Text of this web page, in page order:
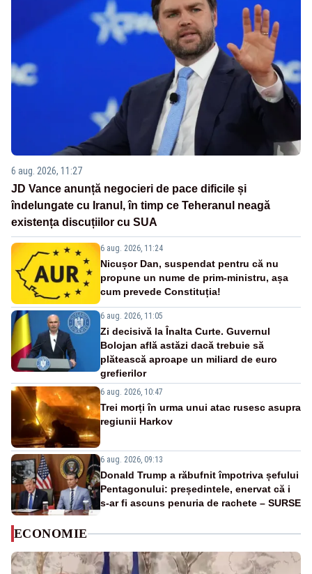
6 aug. 2026, 11:27
JD Vance anunță negocieri de pace dificile și
îndelungate cu Iranul, în timp ce Teheranul neagă
existența discuțiilor cu SUA
6 aug. 2026, 11:24
Nicușor Dan, suspendat pentru că nu
propune un nume de prim-ministru, așa
cum prevede Constituția!
6 aug. 2026, 11:05
Zi decisivă la Înalta Curte. Guvernul
Bolojan află astăzi dacă trebuie să
plătească aproape un miliard de euro
grefierilor
6 aug. 2026, 10:47
Trei morți în urma unui atac rusesc asupra
regiunii Harkov
6 aug. 2026, 09:13
Donald Trump a răbufnit împotriva șefului
Pentagonului: președintele, enervat că i
s-ar fi ascuns penuria de rachete – SURSE
ECONOMIE